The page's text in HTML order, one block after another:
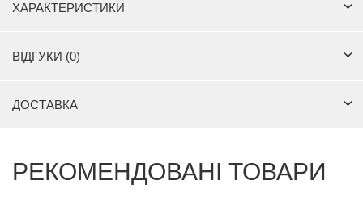
ХАРАКТЕРИСТИКИ
ВІДГУКИ (0)
ДОСТАВКА
РЕКОМЕНДОВАНІ ТОВАРИ